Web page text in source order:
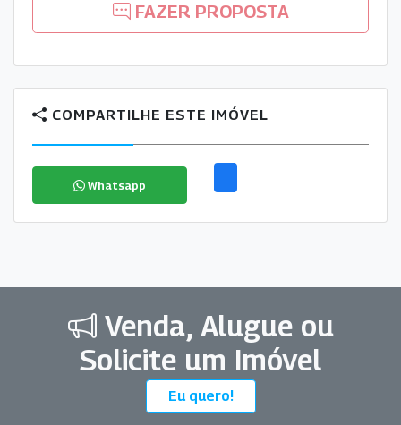
FAZER PROPOSTA
COMPARTILHE ESTE IMÓVEL
Whatsapp
Venda, Alugue ou
Solicite um Imóvel
Eu quero!